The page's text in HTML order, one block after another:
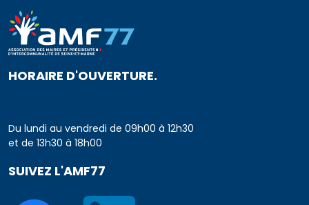
HORAIRE D'OUVERTURE.
Du lundi au vendredi de 09h00 à 12h30
et de 13h30 à 18h00
SUIVEZ L'AMF77